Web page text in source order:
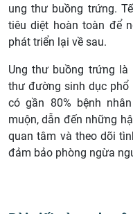
ung thư buồng trứng.
tiêu diệt hoàn toàn để
phát triển lại về sau.
Ung thư buồng trứng
thư đường sinh dục phổ
có gần 80% bệnh
muộn, dẫn đến những
quan tâm và theo dõi
đảm bảo phòng ngừa